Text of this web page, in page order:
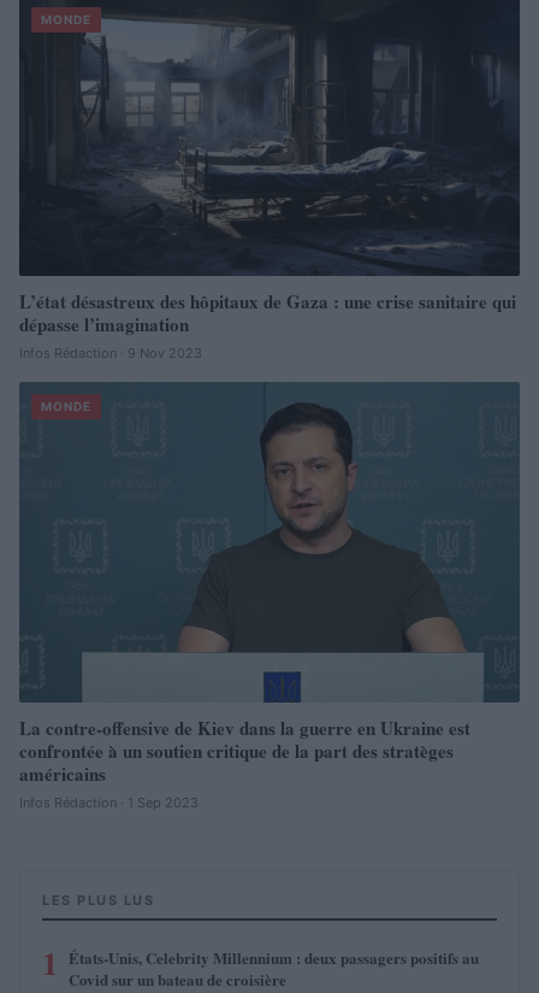
MONDE
L’état désastreux des hôpitaux de Gaza : une crise sanitaire qui
dépasse l’imagination
Infos Rédaction · 9 Nov 2023
MONDE
La contre-offensive de Kiev dans la guerre en Ukraine est
confrontée à un soutien critique de la part des stratèges
américains
Infos Rédaction · 1 Sep 2023
LES PLUS LUS
1
États-Unis, Celebrity Millennium : deux passagers positifs au
Covid sur un bateau de croisière